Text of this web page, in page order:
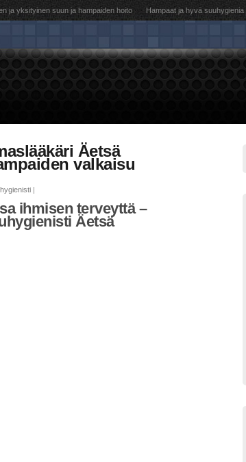
ja yksityinen suun ja hampaiden hoito Hampaat ja hyvä suuhygienia
Äetsä
valkaisu
|
ihmisen terveyttä –
Äetsä